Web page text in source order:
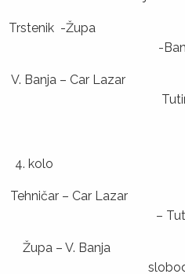
Trstenik -
-
V. Banja – Car
4. kolo
Tehničar – Car
–
Župa – V.